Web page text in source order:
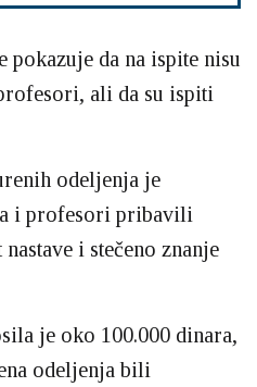
da na ispite nisu
ali da su ispiti
odeljenja je
i profesori pribavili
i stečeno znanje
je oko 100.000 dinara,
odeljenja bili